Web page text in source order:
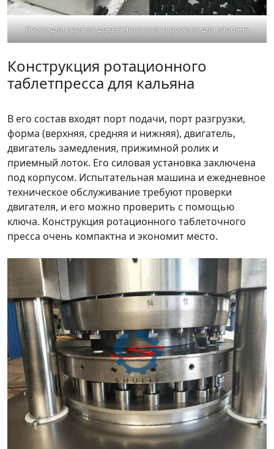
Лоток для приема древесного угля и розетка для кальяна
Конструкция ротационного
таблетпресса для кальяна
В его состав входят порт подачи, порт разгрузки,
форма (верхняя, средняя и нижняя), двигатель,
двигатель замедления, прижимной ролик и
приемный лоток. Его силовая установка заключена
под корпусом. Испытательная машина и ежедневное
техническое обслуживание требуют проверки
двигателя, и его можно проверить с помощью
ключа. Конструкция ротационного таблеточного
пресса очень компактна и экономит место.